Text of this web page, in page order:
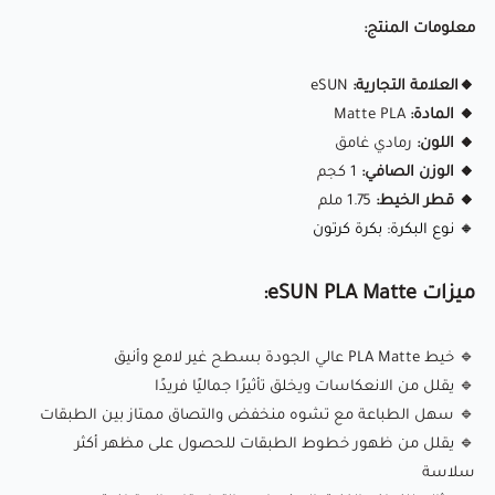
💨 سرعة المروحة:
🏃‍♂️ سرعة الطباعة: 40-100 مم/ث
⭕ حجم الفوهة:
أفضل النتائج
أنيقًا واحترافيًا. هذا الخيط مصمم لتقليل ظهور خطوط الطبقات،
للطباعة الفنية، المشاريع الإبداعية، والنماذج الاحترافية.
✅ سطح غير لامع:مظهر أنيق واحترافي دون انعكاسات.
🔄 بكرة خالية من التشابك:
معلومات المنتج:
🔸العلامة التجارية: eSUN
🔸 المادة: Matte PLA
🔸 اللون: رمادي غامق
🔸 الوزن الصافي:
🔸 قطر الخيط: 1.75 ملم
🔸 نوع البكرة: بكرة كرتون
ميزات eSUN PLA Matte:
🔹 خيط PLA Matte عالي الجودة بسطح غير لامع وأنيق
🔹 يقلل من الانعكاسات ويخلق تأثيرًا جماليًا فريدًا
🔹 سهل الطباعة مع تشوه منخفض والتصاق ممتاز بين الطبقات
🔹 يقلل من ظهور خطوط الطبقات للحصول على مظهر أكثر
سلاسة